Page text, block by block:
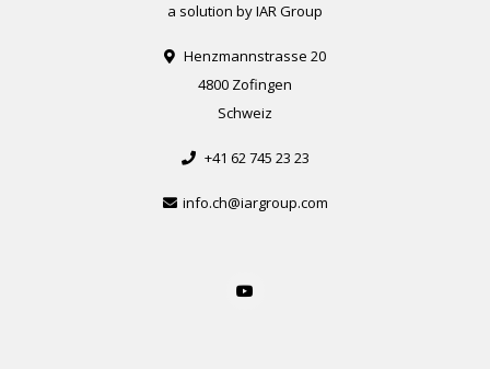
a solution by IAR Group
Henzmannstrasse 20
4800 Zofingen
Schweiz
+41 62 745 23 23
info.ch@iargroup.com